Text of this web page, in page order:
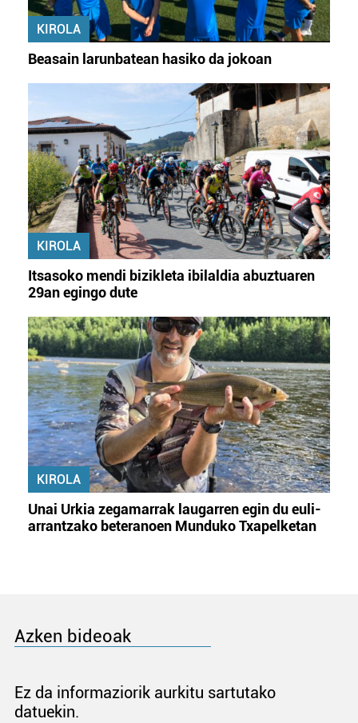
KIROLA
Beasain larunbatean hasiko da jokoan
KIROLA
Itsasoko mendi bizikleta ibilaldia abuztuaren
29an egingo dute
KIROLA
Unai Urkia zegamarrak laugarren egin du euli-
arrantzako beteranoen Munduko Txapelketan
Azken bideoak
Ez da informaziorik aurkitu sartutako
datuekin.